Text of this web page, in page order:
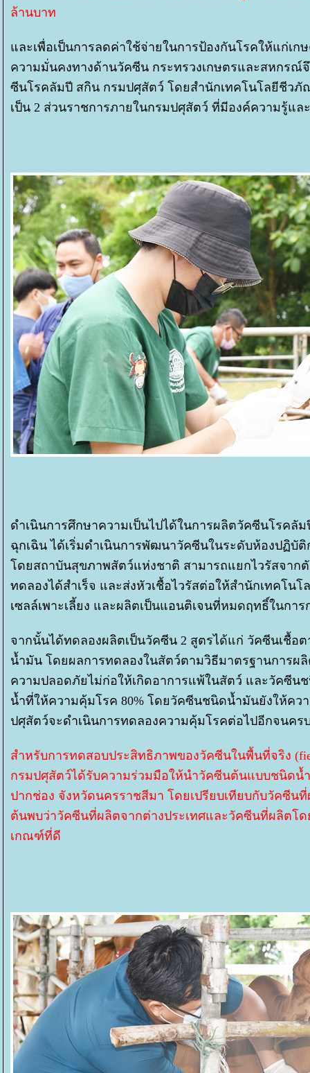
ล้านบาท
ละเพื่อเป็นการลดค่าใช้จ่ายในการป้องกันโรคให้แก่เก
ความมั่นคงทางด้านวัคซีน กระทรวงเกษตรและสหกร
ซีนโรคลัมปี สกิน กรมปศุสัตว์ โดยสำนักเทคโนโลยีชีว
เป็น 2 ส่วนราชการภายในกรมปศุสัตว์ ที่มีองค์ความรู้แ
ดำเนินการศึกษาความเป็นไปได้ในการผลิตวัคซีนโรค
ฉุกเฉิน ได้เริ่มดำเนินการพัฒนาวัคซีนในระดับห้องปฏิบัติ
ดยสถาบันสุขภาพสัตว์แห่งชาติ สามารถแยกไวรัสจากตั
ทดลองได้สำเร็จ และส่งหัวเชื้อไวรัสต่อให้สำนักเทคโ
เซลล์เพาะเลี้ยง และผลิตเป็นแอนติเจนที่หมดฤทธิ์ในการ
จากนั้นได้ทดลองผลิตเป็นวัคซีน 2 สูตรได้แก่ วัคซีนเชื้
น้ำมัน โดยผลการทดลองในสัตว์ตามวิธีมาตรฐานการผ
ความปลอดภัยไม่ก่อให้เกิดอาการแพ้ในสัตว์ และวัคซีน
น้ำที่ให้ความคุ้มโรค 80% โดยวัคซีนชนิดน้ำมันยังให้คว
ปศุสัตว์จะดำเนินการทดลองความคุ้มโรคต่อไปอีกจนคร
สำหรับการทดสอบประสิทธิภาพของวัคซีนในพื้นที่จริง
กรมปศุสัตว์ได้รับความร่วมมือให้นำวัคซีนต้นแบบชนิด
ปากช่อง จังหวัดนครราชสีมา โดยเปรียบเทียบกับวัคซีน
ต้นพบว่าวัคซีนที่ผลิตจากต่างประเทศและวัคซีนที่ผลิตโ
เกณฑ์ที่ดี